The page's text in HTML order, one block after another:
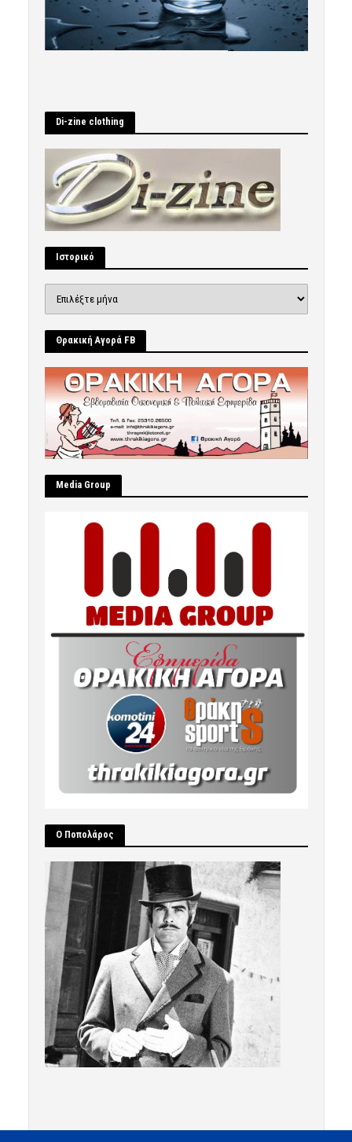
Di-zine clothing
Ιστορικό
Θρακική Αγορά FB
Μedia Group
Ο Ποπολάρος